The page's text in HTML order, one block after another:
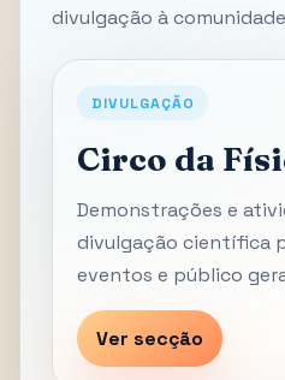
divulgação à
DIVULGAÇÃO
Circo da
Demonstrações e
divulgação científica
eventos e público
Ver secção